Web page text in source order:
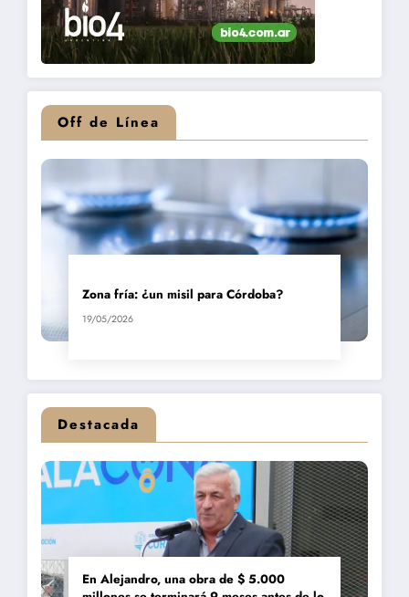
Off de Línea
Zona fría: ¿un misil para Córdoba?
19/05/2026
Destacada
En Alejandro, una obra de $ 5.000